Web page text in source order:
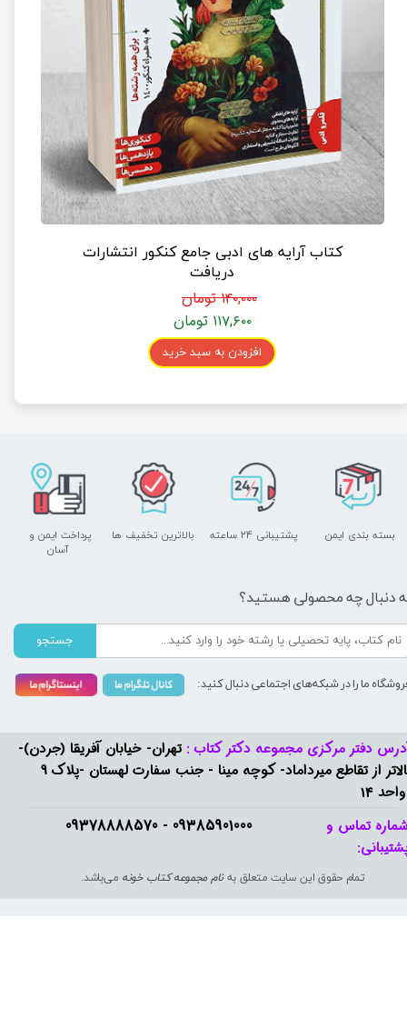
کتاب آرایه های ادبی جامع کنکور انتشارات
دریافت
۱۴۰,۰۰۰ تومان
۱۱۷,۶۰۰ تومان
افزودن به سبد خرید
09385901000 - 09378888570​​​​​​​
دفتر مرکزی مجموعه دکتر کتاب : تهران- خیابان آفریقا (جردن)-
بالاتر از تقاطع میرداماد- کوچه مینا - جنب سفارت لهستان -پلاک 9
14
تمام حقوق این سایت متعلق بهنام مجموعه کتاب خونه می‌باشد.
تماس و
پشتیبانی ۲۴ ساعته
پرداخت ایمن و ​​​​​​​
آسان
بسته بندی ایمن بالاترین تخفیف ها
دنبال چه محصولی هستید؟
جستجو
ما را در شبکه‌های اجتماعی دنبال کنید: